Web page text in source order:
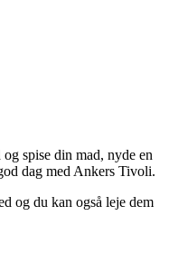
spise din mad, nyde en
dag med Ankers Tivoli.
og du kan også leje dem